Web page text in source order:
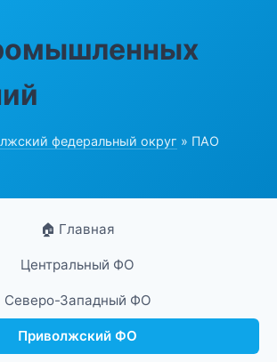
федеральный округ » ПАО
🏠 Главная
Центральный ФО
Северо-Западный ФО
Приволжский ФО